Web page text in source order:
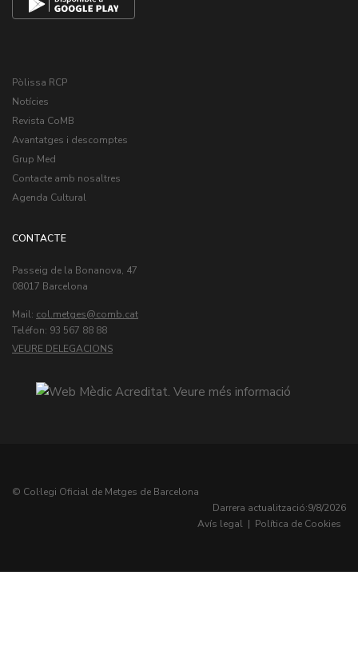
Pòlissa RCP
Notícies
Revista CoMB
Avantatges i descomptes
Grup Med
Contacte amb nosaltres
Agenda Cultural
CONTACTE
Passeig de la Bonanova, 47
08017 Barcelona
Mail: col.metges
Teléfon: 93 567 88 88
VEURE DELEGACIONS
© Col·legi Oficial de Metges de Barcelona
Darrera actualització:9/8/2026
Avís legal | Política de Cookies